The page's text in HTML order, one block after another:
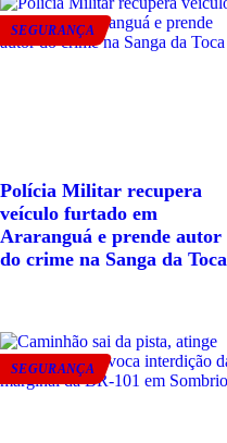
SEGURANÇA
Polícia Militar recupera
veículo furtado em
Araranguá e prende autor
do crime na Sanga da Toca
SEGURANÇA